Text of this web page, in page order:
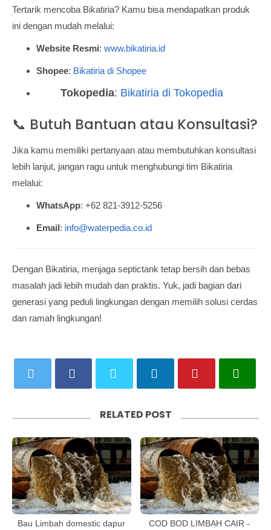
Tertarik mencoba Bikatiria? Kamu bisa mendapatkan produk
ini dengan mudah melalui:
Website Resmi: www.bikatiria.id
Shopee: Bikatiria di Shopee
Tokopedia: Bikatiria di Tokopedia
📞 Butuh Bantuan atau Konsultasi?
Jika kamu memiliki pertanyaan atau membutuhkan konsultasi
lebih lanjut, jangan ragu untuk menghubungi tim Bikatiria
melalui:
WhatsApp: +62 821-3912-5256
Email: info@waterpedia.co.id
Dengan Bikatiria, menjaga septictank tetap bersih dan bebas
masalah jadi lebih mudah dan praktis. Yuk, jadi bagian dari
generasi yang peduli lingkungan dengan memilih solusi cerdas
dan ramah lingkungan!
RELATED POST
Bau Limbah domestic dapur
COD BOD LIMBAH CAIR -